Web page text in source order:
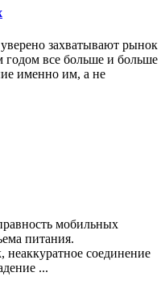
захватывают рынок
годом все больше и больше
именно им, а не
мобильных
питания.
неаккуратное соединение
...